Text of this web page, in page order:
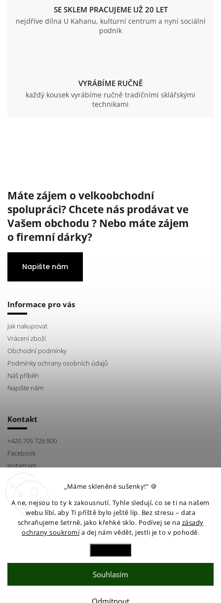
„Máme skleněné sušenky!“ 🍪
A ne, nejsou to ty k zakousnutí. Tyhle sledují, co se ti na našem
webu líbí, aby Ti příště bylo ještě líp. Bez stresu – data
schraňujeme šetrně, jako křehké sklo. Podívej se na zásady
ochrany soukromía dej nám vědět, jestli je to v pohodě.
Odmítnout
Souhlasím
SE SKLEM PRACUJEME UŽ 20 LET
nejdříve dílna U Kahanu, kulturní centrum a nyní sociální
podnik
VYRÁBÍME RUČNĚ
každý kousek vyrábíme ručně tradičními sklářskými
technikami
Máte zájem o velkoobchodní
spolupráci? Chcete nás prodávat ve
Vašem obchodu ? Nebo máte zájem
o firemní dárky?
Napište nám
Informace pro vás
Jak nakupovat
Vrácení zboží
Obchodní podmínky
Podmínky ochrany osobních údajů
Náš příběh
Napište nám
Kontakt
+420 705 726 800
Facebook
Instagram
Kultivar shop. Všechna práva vyhrazena.
Upravit nastavení cookies
Shoptet | Design